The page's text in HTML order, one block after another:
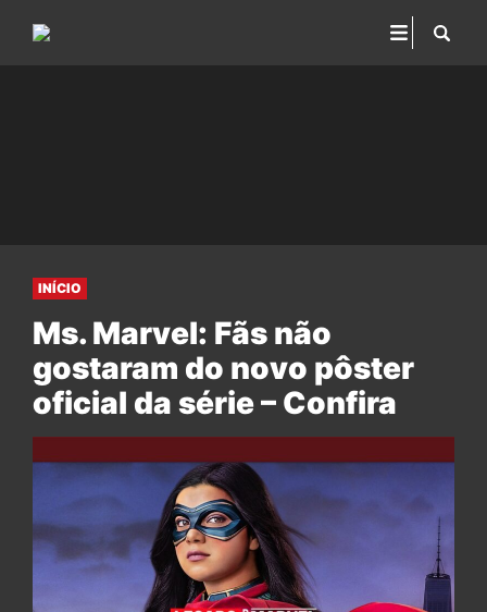
INÍCIO
Ms. Marvel: Fãs não
gostaram do novo pôster
oficial da série – Confira